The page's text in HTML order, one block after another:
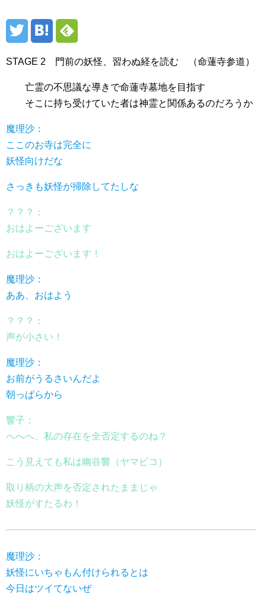
STAGE 2 門前の妖怪、習わぬ経を読む （命蓮寺参道）
亡霊の不思議な導きで命蓮寺墓地を目指す
そこに持ち受けていた者は神霊と関係あるのだろうか
魔理沙：
ここのお寺は完全に
妖怪向けだな
さっきも妖怪が掃除してたしな
？？？：
おはよーございます
おはよーございます！
魔理沙：
ああ、おはよう
？？？：
声が小さい！
魔理沙：
お前がうるさいんだよ
朝っぱらから
響子：
へへへ、私の存在を全否定するのね？
こう見えても私は幽谷響（ヤマビコ）
取り柄の大声を否定されたままじゃ
妖怪がすたるわ！
魔理沙：
妖怪にいちゃもん付けられるとは
今日はツイてないぜ